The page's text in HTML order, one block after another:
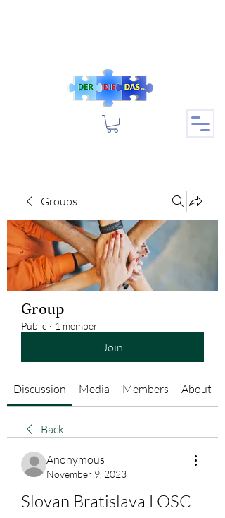
Groups
Group
Public · 1 member
Join
Discussion Media Members About
Back
Anonymous
November 9, 2023
Slovan Bratislava LOSC